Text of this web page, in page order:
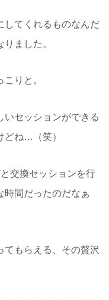
してくれるものなんだ
ました。
りと。
いセッションができる
どね…（笑）
交換セッションを行
時間だったのだなぁ
てもらえる、その贅沢